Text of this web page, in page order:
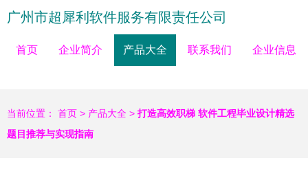
广州市超犀利软件服务有限责任公司
首页 企业简介 产品大全 联系我们 企业信息
当前位置： 首页 > 产品大全 > 打造高效职梯 软件工程毕业设计精选
题目推荐与实现指南